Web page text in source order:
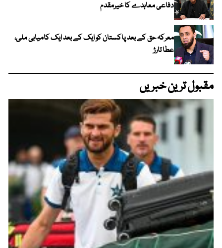
دفاعی معاہدے کا خیرمقدم
معرکہ حق کے بعد پاکستان کو ایک کے بعد ایک کامیابی ملی،
عطا تارڑ
مقبول ترین خبریں